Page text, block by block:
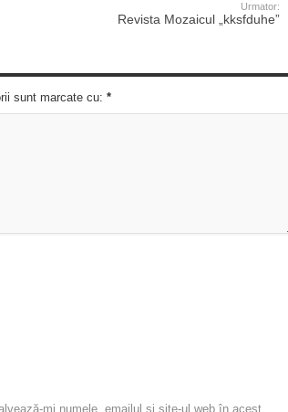
Urmator:
Revista Mozaicul „kksfduhe”
sunt marcate cu: *
mi numele, emailul și site-ul web în acest